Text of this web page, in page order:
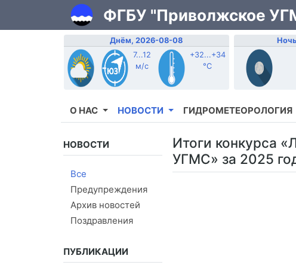
ФГБУ "Приволжское
Днём, 2026-08-08
7...12
м/с
+32...+34
°C
О НАС НОВОСТИ ГИДРОМЕТЕОРОЛОГИЯ
НОВОСТИ
Все
Предупреждения
Архив новостей
Поздравления
ПУБЛИКАЦИИ
Итоги конкурса
УГМС» за 2025